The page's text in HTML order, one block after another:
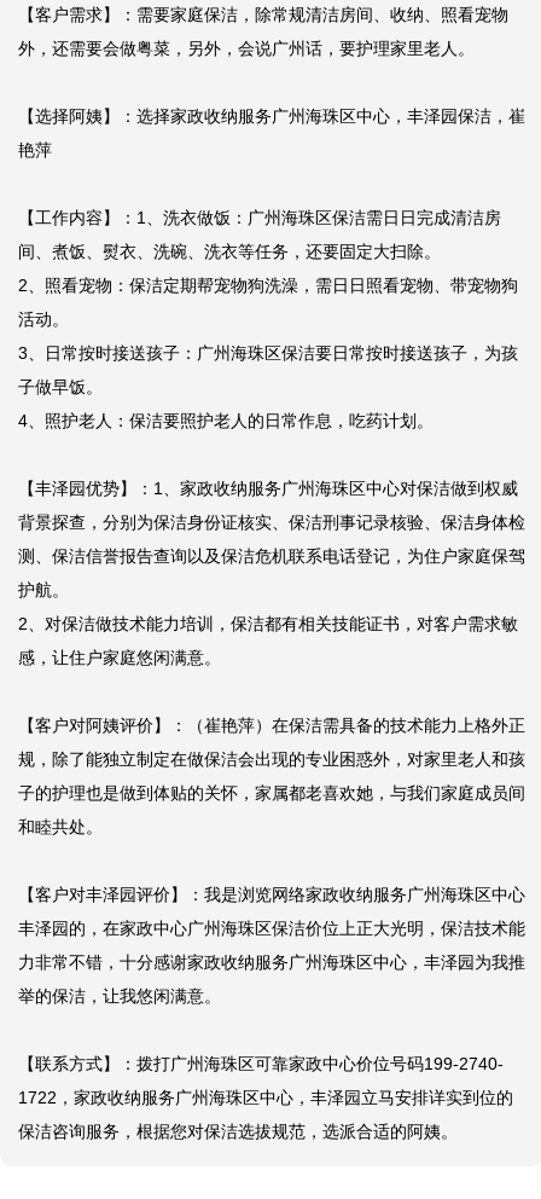
【客户需求】：需要家庭保洁，除常规清洁房间、收纳、照看宠物
外，还需要会做粤菜，另外，会说广州话，要护理家里老人。
【选择阿姨】：选择家政收纳服务广州海珠区中心，丰泽园保洁，崔
艳萍
【工作内容】：1、洗衣做饭：广州海珠区保洁需日日完成清洁房
间、煮饭、熨衣、洗碗、洗衣等任务，还要固定大扫除。
2、照看宠物：保洁定期帮宠物狗洗澡，需日日照看宠物、带宠物狗
活动。
3、日常按时接送孩子：广州海珠区保洁要日常按时接送孩子，为孩
子做早饭。
4、照护老人：保洁要照护老人的日常作息，吃药计划。
【丰泽园优势】：1、家政收纳服务广州海珠区中心对保洁做到权威
背景探查，分别为保洁身份证核实、保洁刑事记录核验、保洁身体检
测、保洁信誉报告查询以及保洁危机联系电话登记，为住户家庭保驾
护航。
2、对保洁做技术能力培训，保洁都有相关技能证书，对客户需求敏
感，让住户家庭悠闲满意。
【客户对阿姨评价】：（崔艳萍）在保洁需具备的技术能力上格外正
规，除了能独立制定在做保洁会出现的专业困惑外，对家里老人和孩
子的护理也是做到体贴的关怀，家属都老喜欢她，与我们家庭成员间
和睦共处。
【客户对丰泽园评价】：我是浏览网络家政收纳服务广州海珠区中心
丰泽园的，在家政中心广州海珠区保洁价位上正大光明，保洁技术能
力非常不错，十分感谢家政收纳服务广州海珠区中心，丰泽园为我推
举的保洁，让我悠闲满意。
【联系方式】：拨打广州海珠区可靠家政中心价位号码199-2740-
1722，家政收纳服务广州海珠区中心，丰泽园立马安排详实到位的
保洁咨询服务，根据您对保洁选拔规范，选派合适的阿姨。